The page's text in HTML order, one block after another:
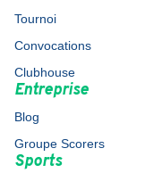
Tournoi
Convocations
Clubhouse
Entreprise
Blog
Groupe Scorers
Sports